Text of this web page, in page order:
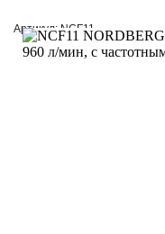
Артикул: NCF11